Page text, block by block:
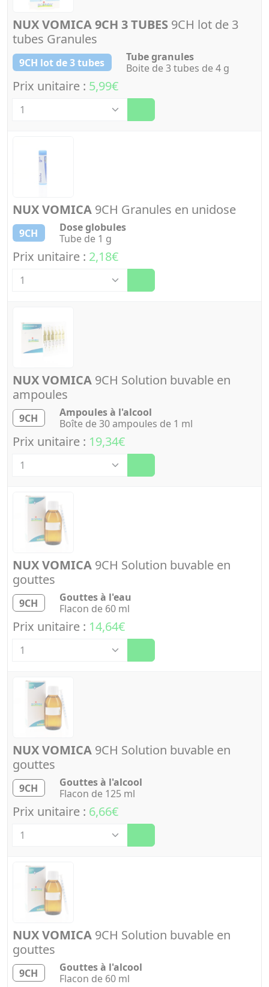
NUX VOMICA 9CH 3 TUBES 9CH lot de 3
tubes Granules
9CH lot de 3 tubes
Tube granules
Boite de 3 tubes de 4 g
Prix unitaire : 5,99€
NUX VOMICA 9CH Granules en unidose
9CH
Dose globules
Tube de 1 g
Prix unitaire : 2,18€
NUX VOMICA 9CH Solution buvable en
ampoules
9CH
Ampoules à l'alcool
Boîte de 30 ampoules de 1 ml
Prix unitaire : 19,34€
NUX VOMICA 9CH Solution buvable en
gouttes
9CH
Gouttes à l'eau
Flacon de 60 ml
Prix unitaire : 14,64€
NUX VOMICA 9CH Solution buvable en
gouttes
9CH
Gouttes à l'alcool
Flacon de 125 ml
Prix unitaire : 6,66€
NUX VOMICA 9CH Solution buvable en
gouttes
9CH
Gouttes à l'alcool
Flacon de 60 ml